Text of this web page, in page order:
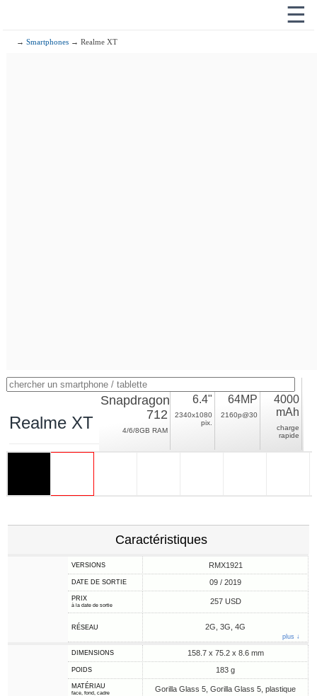
☰
→Smartphones → Realme XT
Realme XT
Snapdragon
712
4/6/8GB RAM
6.4"
2340x1080
pix.
64MP
2160p@30
4000
mAh
charge
rapide
Caractéristiques
VERSIONS RMX1921
DATE DE SORTIE 09 / 2019
PRIX
à la date de sortie 257 USD
RÉSEAU 2G, 3G, 4G
plus ↓
DIMENSIONS 158.7 x 75.2 x 8.6 mm
POIDS 183 g
MATÉRIAU
face, fond, cadre Gorilla Glass 5, Gorilla Glass 5, plastique